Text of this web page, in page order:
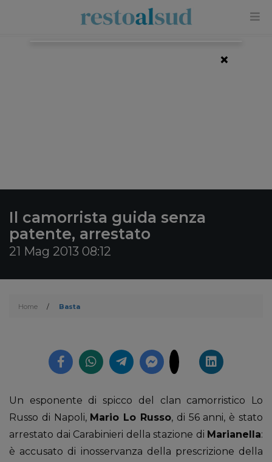
Il camorrista guida senza
patente, arrestato
21 Mag 2013 08:12
Home / Basta
Un esponente di spicco del clan camorristico Lo
Russo di Napoli, Mario Lo Russo, di 56 anni, è stato
arrestato dai Carabinieri della stazione di Marianella:
è accusato di inosservanza della prescrizione della
×